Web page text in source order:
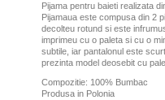
Pijama pentru baieti realizata
Pijamaua este compusa din 2
decolteu rotund si este
imprimeu cu o paleta si cu o
subtile, iar pantalonul este
prezinta model deosebit cu
Compozitie: 100% Bumbac
Produsa in Polonia